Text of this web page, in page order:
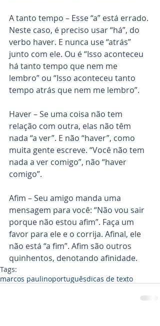
A tanto tempo – Esse “a” está errado.
Neste caso, é preciso usar “há”, do
verbo haver. E nunca use “atrás”
junto com ele. Ou é “Isso aconteceu
há tanto tempo que nem me
lembro” ou “Isso aconteceu tanto
tempo atrás que nem me lembro”.
Haver – Se uma coisa não tem
relação com outra, elas não têm
nada “a ver”. E não “haver”, como
muita gente escreve. “Você não tem
nada a ver comigo”, não “haver
comigo”.
Afim – Seu amigo manda uma
mensagem para você: “Não vou sair
porque não estou afim”. Faça um
favor para ele e o corrija. Afinal, ele
não está “a fim”. Afim são outros
quinhentos, denotando afinidade.
Tags:
marcos paulinoportuguêsdicas de texto